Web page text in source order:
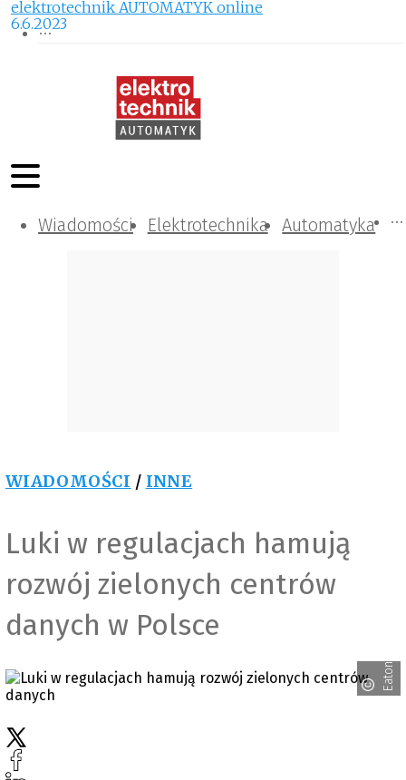
Wiadomości Elektrotechnika Automatyka
Komunikacja i IT
Kontrola
Tematy specjalne
WIADOMOŚCI / INNE
Luki w regulacjach hamują
rozwój zielonych centrów
danych w Polsce
Eaton
elektrotechnik AUTOMATYK online
6.6.2023